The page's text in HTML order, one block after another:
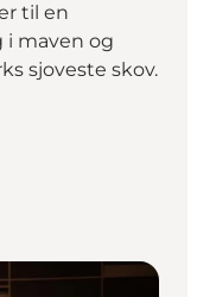
til en
i maven og
sjoveste skov.
op for
åbner op for sæsonen!